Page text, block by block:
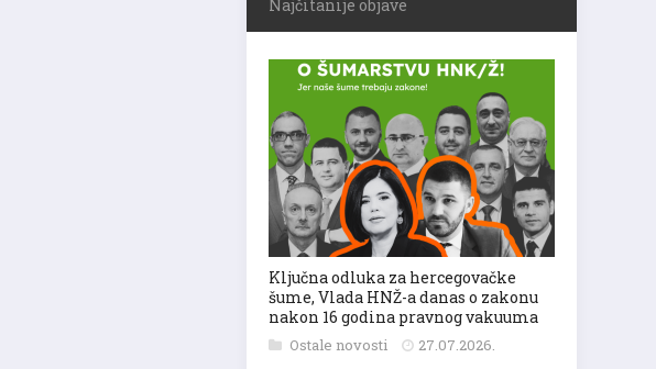
Najčitanije objave
Ključna odluka za hercegovačke
šume, Vlada HNŽ-a danas o zakonu
nakon 16 godina pravnog vakuuma
Ostale novosti 27.07.2026.